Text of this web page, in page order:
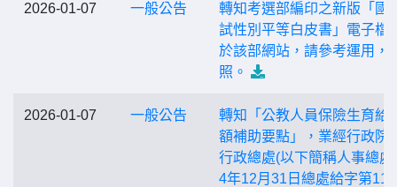
2026-01-07 一般公告
轉知考選部編印之新版「國
試性別平等白皮書」電子檔
於該部網站，請參考運用，
照。
2026-01-07 一般公告
轉知「公教人員保險生育給
額補助要點」，業經行政院
行政總處(以下簡稱人事總處
4年12月31日總處給字第